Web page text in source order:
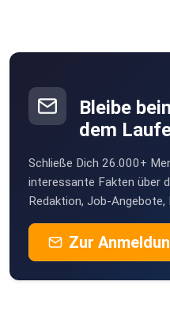
Bleibe
dem
Schließe Dich 26.000+
interessante Fakten über
Redaktion, Job-Angebote,
Zur